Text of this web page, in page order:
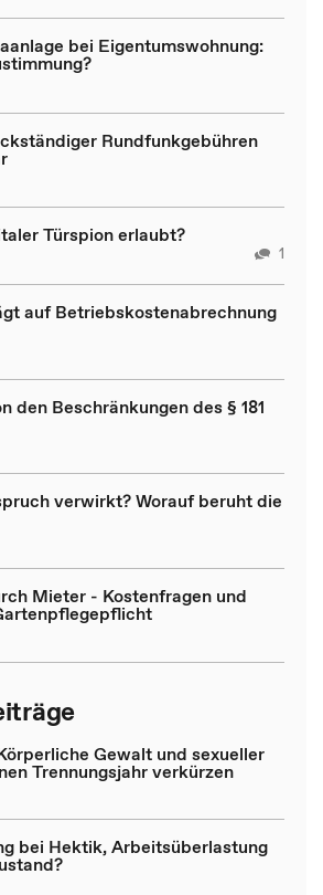
bei Eigentumswohnung:
Rundfunkgebühren
Türspion erlaubt?
1
auf Betriebskostenabrechnung
den Beschränkungen des § 181
verwirkt? Worauf beruht die
Mieter - Kostenfragen und
Gewalt und sexueller
Trennungsjahr verkürzen
bei Hektik, Arbeitsüberlastung